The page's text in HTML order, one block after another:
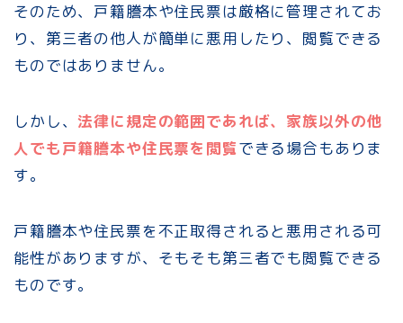
そのため、戸籍謄本や住民票は厳格に管理されてお
り、第三者の他人が簡単に悪用したり、閲覧できる
ものではありません。
しかし、法律に規定の範囲であれば、家族以外の他
人でも戸籍謄本や住民票を閲覧できる場合もありま
す。
戸籍謄本や住民票を不正取得されると悪用される可
能性がありますが、そもそも第三者でも閲覧できる
ものです。